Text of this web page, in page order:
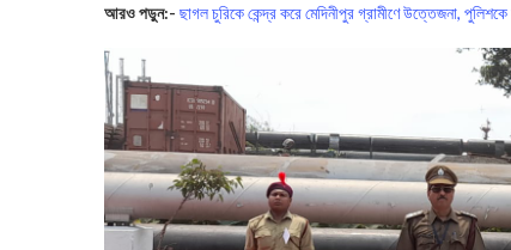
আরও পড়ুন:- ছাগল চুরিকে কেন্দ্র করে মেদিনীপুর গ্রামীণে উত্তেজনা,